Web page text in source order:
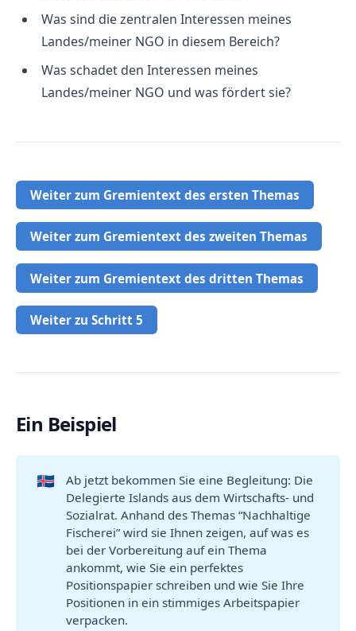
Was sind die zentralen Interessen meines
Landes/meiner NGO in diesem Bereich?
Was schadet den Interessen meines
Landes/meiner NGO und was fördert sie?
Weiter zum Gremientext des ersten Themas
Weiter zum Gremientext des zweiten Themas
Weiter zum Gremientext des dritten Themas
Weiter zu Schritt 5
Ein Beispiel
🇮🇸
Ab jetzt bekommen Sie eine Begleitung: Die
Delegierte Islands aus dem Wirtschafts- und
Sozialrat. Anhand des Themas “Nachhaltige
Fischerei” wird sie Ihnen zeigen, auf was es
bei der Vorbereitung auf ein Thema
ankommt, wie Sie ein perfektes
Positionspapier schreiben und wie Sie Ihre
Positionen in ein stimmiges Arbeitspapier
verpacken.